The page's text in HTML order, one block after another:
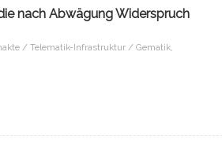
nach Abwägung Widerspruch
/ Telematik-Infrastruktur / Gematik,